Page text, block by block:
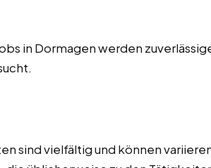
in Dormagen werden
sind vielfältig und können